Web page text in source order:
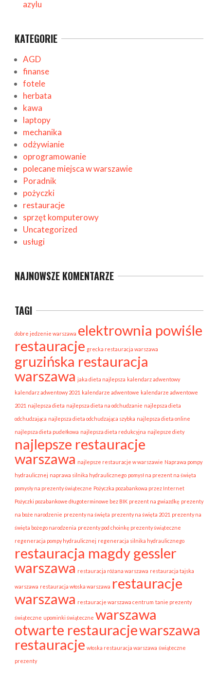
azylu
KATEGORIE
AGD
finanse
fotele
herbata
kawa
laptopy
mechanika
odżywianie
oprogramowanie
polecane miejsca w warszawie
Poradnik
pożyczki
restauracje
sprzęt komputerowy
Uncategorized
usługi
NAJNOWSZE KOMENTARZE
TAGI
dobre jedzenie warszawa elektrownia powiśle
restauracje grecka restauracja warszawa
gruzińska restauracja
warszawa jaka dieta najlepsza kalendarz adwentowy
kalendarz adwentowy 2021 kalendarze adwentowe kalendarze adwentowe
2021 najlepsza dieta najlepsza dieta na odchudzanie najlepsza dieta
odchudzająca najlepsza dieta odchudzająca szybka najlepsza dieta online
najlepsza dieta pudełkowa najlepsza dieta redukcyjna najlepsze diety
najlepsze restauracje
warszawa najlepsze restauracje w warszawie Naprawa pompy
hydraulicznej naprawa silnika hydraulicznego pomysł na prezent na święta
pomysły na prezenty świąteczne Pożyczka pozabankowa przez Internet
Pożyczki pozabankowe długoterminowe bez BIK prezent na gwiazdkę prezenty
na boże narodzenie prezenty na święta prezenty na święta 2021 prezenty na
święta bożego narodzenia prezenty pod choinkę prezenty świąteczne
regeneracja pompy hydraulicznej regeneracja silnika hydraulicznego
restauracja magdy gessler
warszawa restauracja różana warszawa restauracja tajska
warszawa restauracja włoska warszawa restauracje
warszawa restauracje warszawa centrum tanie prezenty
świąteczne upominki świąteczne warszawa
otwarte restauracjewarszawa
restauracje włoska restauracja warszawa świąteczne
prezenty